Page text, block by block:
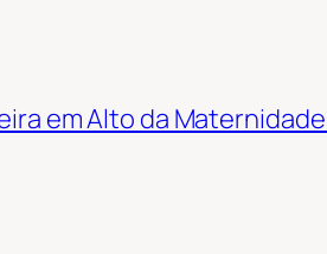
em Alto da Maternidade